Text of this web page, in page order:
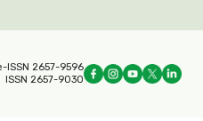
ISSN 2657-9596
ISSN 2657-9030